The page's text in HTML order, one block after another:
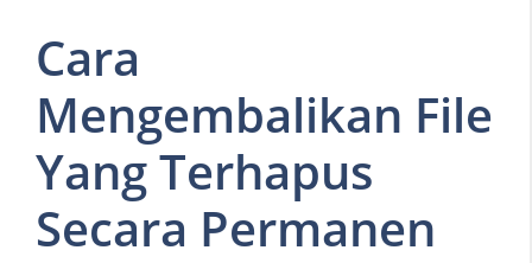
Cara
Mengembalikan File
Yang Terhapus
Secara Permanen